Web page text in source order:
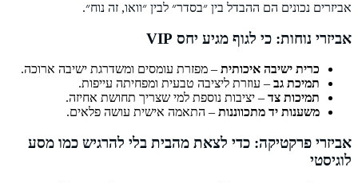
אביזרים נכונים הם ההבדל בין ״בסדר״ לבין ״וואו, זה נוח״.
אביזרי נוחות: כי לגוף מגיע יחס VIP
כרית ישיבה איכותית – מפזרת עומסים ומשדרגת ישיבה ארוכה.
תמיכת גב – עוזרת ליציבה טבעית ומפחיתה עייפות.
תמיכות צד – יציבות נוספת למי שצריך תחושת אחיזה.
משענות יד מתכווננות – התאמה אישית עושה פלאים.
אביזרי פרקטיקה: כדי לצאת מהבית בלי להרגיש כמו מסע
לוגיסטי